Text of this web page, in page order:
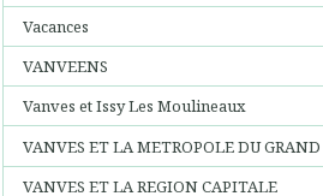
Vacances
VANVEENS
Vanves et Issy Les Moulineaux
VANVES ET LA METROPOLE DU GRAND
VANVES ET LA REGION CAPITALE